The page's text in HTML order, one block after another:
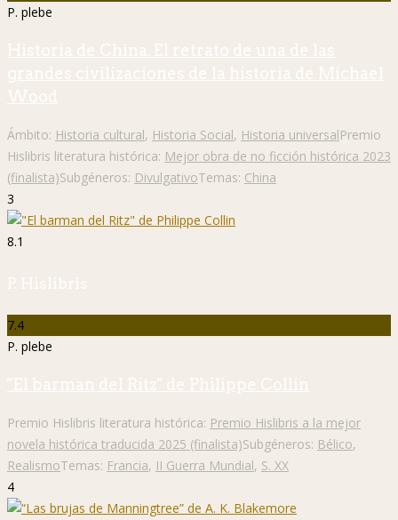
P. plebe
Historia de China. El retrato de una de las
grandes civilizaciones de la historia de Michael
Wood
Ámbito: Historia cultural, Historia Social, Historia universalPremio
Hislibris literatura histórica: Mejor obra de no ficción histórica 2023
(finalista)Subgéneros: DivulgativoTemas: China
3
8.1
P. Hislibris
7.4
P. plebe
"El barman del Ritz" de Philippe Collin
Premio Hislibris literatura histórica: Premio Hislibris a la mejor
novela histórica traducida 2025 (finalista)Subgéneros: Bélico,
RealismoTemas: Francia, II Guerra Mundial, S. XX
4